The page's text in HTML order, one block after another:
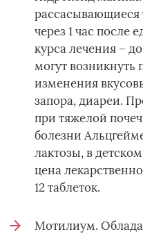
рассасывающиеся
через 1 час после
курса лечения –
могут
изменения
запора, диареи.
при тяжелой
болезни
лактозы, в
цена
12 таблеток.
Мотилиум.